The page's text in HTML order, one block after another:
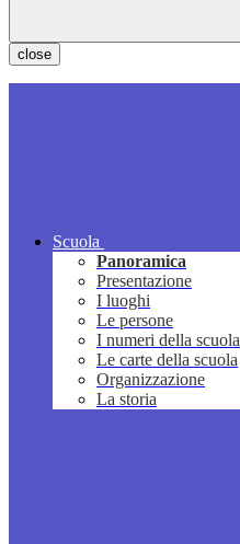
close
Scuola
Panoramica
Presentazione
I luoghi
Le persone
I numeri della scuola
Le carte della scuola
Organizzazione
La storia